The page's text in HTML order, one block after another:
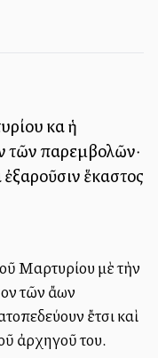
καὶ ἡ
τῶν παρεμβολῶν·
ἕκαστος
Μαρτυρίου μὲ τὴν
τῶν ἄλλων
ἔτσι καὶ
ἀρχηγοῦ του.